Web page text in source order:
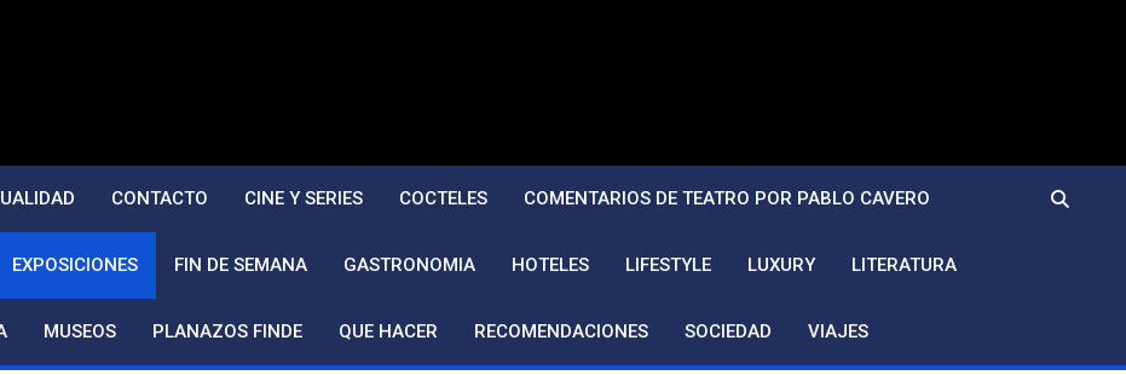
CONTACTO CINE Y SERIES COCTELES COMENTARIOS DE TEATRO POR PABLO CAVERO
EXPOSICIONES FIN DE SEMANA GASTRONOMIA HOTELES LIFESTYLE LUXURY LITERATURA
MUSEOS PLANAZOS FINDE QUE HACER RECOMENDACIONES SOCIEDAD VIAJES